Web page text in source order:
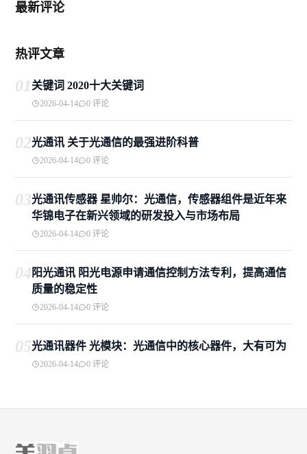
最新评论
热评文章
01关键词 2020十大关键词
2026-04-14 0 评论
02光通讯 关于光通信的最强进阶科普
2026-04-14 0 评论
03光通讯传感器 星帅尔：光通信，传感器组件是近年来
华锦电子在新兴领域的研发投入与市场布局
2026-04-14 0 评论
04 阳光通讯 阳光电源申请通信控制方法专利，提高通信
质量的稳定性
2026-04-14 0 评论
05光通讯器件 光模块：光通信中的核心器件，大有可为
2026-04-14 0 评论